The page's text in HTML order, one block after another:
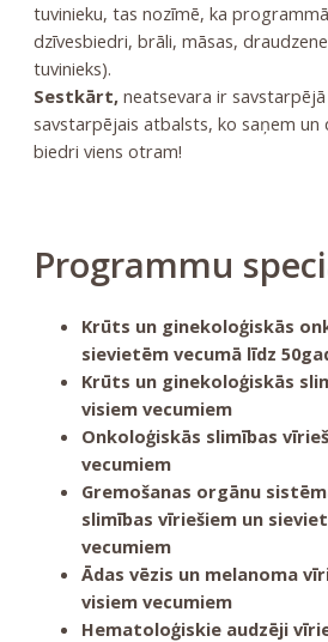
tuvinieku, tas nozīmē, ka
dzīvesbiedri, brāli, māsas,
tuvinieks).
Sestkārt,neatsevara ir savstarpējā
savstarpējais atbalsts, ko saņem
biedri viens otram!
Programmu
Krūts un ginekoloģiskās
sievietēm vecumā līdz
Krūts un ginekoloģiskās
visiem vecumiem
Onkoloģiskās slimības
vecumiem
Gremošanas orgānu
slimības vīriešiem un
vecumiem
Ādas vēzis un melanoma
visiem vecumiem
Hematoloģiskie audzēji